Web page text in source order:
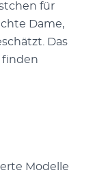
für
Dame,
Das
finden
Modelle